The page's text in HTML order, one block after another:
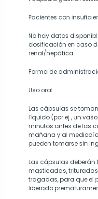
Pacientes con
No hay datos
dosificación en caso
renal/hepática.
Forma de
Uso oral.
Las cápsulas se
líquido (por ej., un
minutos antes de las
mañana y al
pueden tomarse sin
Las cápsulas deberán
masticadas,
tragadas, para que el
liberado